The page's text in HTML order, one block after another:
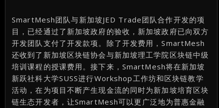
SmartMesh团队与新加坡JED Trade团队合作开发的项
目，已经通过了新加坡政府的验收，新加坡政府已向双方
开发团队支付了开发款项。除了开发费用，SmartMesh
还收到了新加坡区块链协会与新加坡理工学院区块链中级
培训课程的授课费用。接下来，SmartMesh将在新加坡
新跃社科大学SUSS进行Workshop工作坊和区块链教学
活动，在为项目不断产生现金流的同时为新加坡培育区块
链生态开发者，让SmartMesh可以更广泛地为普惠金融